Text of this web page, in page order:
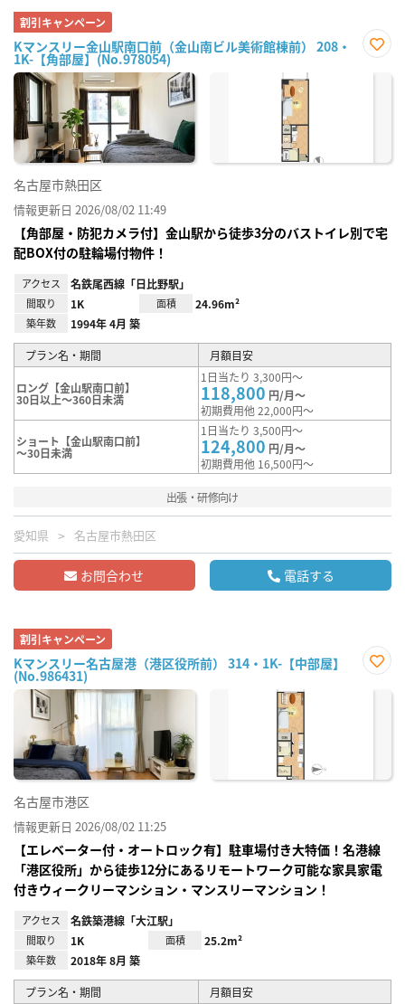
割引キャンペーン
Kマンスリー金山駅南口前（金山南ビル美術館棟前） 208・
1K-【角部屋】(No.978054)
に入
名古屋市熱田区
情報更新日 2026/08/02 11:49
【角部屋・防犯カメラ付】金山駅から徒歩3分のバストイレ別で宅
配BOX付の駐輪場付物件！
アクセス 名鉄尾西線「日比野駅」
間取り 1K 面積 24.96m²
築年数 1994年 4月 築
プラン名・期間 月額目安
ロング【金山駅南口前】
30日以上～360日未満
1日当たり 3,300円～
118,800 円/月～
初期費用他 22,000円～
ショート【金山駅南口前】
～30日未満
1日当たり 3,500円～
124,800 円/月～
初期費用他 16,500円～
出張・研修向け
愛知県 名古屋市熱田区
お問合わせ 電話する
割引キャンペーン
Kマンスリー名古屋港（港区役所前） 314・1K-【中部屋】
(No.986431)
に入
名古屋市港区
情報更新日 2026/08/02 11:25
【エレベーター付・オートロック有】駐車場付き大特価！名港線
「港区役所」から徒歩12分にあるリモートワーク可能な家具家電
付きウィークリーマンション・マンスリーマンション！
アクセス 名鉄築港線「大江駅」
間取り 1K 面積 25.2m²
築年数 2018年 8月 築
プラン名・期間 月額目安